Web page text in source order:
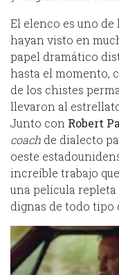
El elenco es uno
hayan visto en
papel dramático
hasta el momento,
de los chistes
llevaron al
Junto con Robert
coach de dialecto
oeste
increíble trabajo
una película
dignas de todo tipo